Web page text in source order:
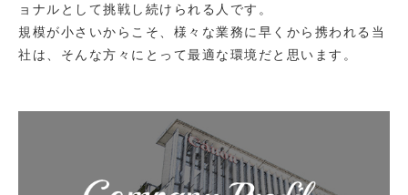
ョナルとして挑戦し続けられる人です。
規模が小さいからこそ、様々な業務に早くから携われる当
社は、そんな方々にとって最適な環境だと思います。